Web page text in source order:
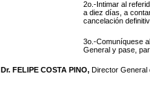
2o.-Intimar al
a diez días, a
cancelación
3o.-Comuníquese
General y pase,
Dr. FELIPE COSTA PINO, Director General